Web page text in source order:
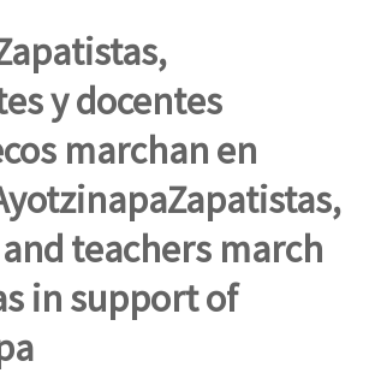
contra a Humanidade” (As populações
contra a Humanidade”
contra a Humanidad”
y docentes
marchan en
Zapatistas,
teachers march
in support of